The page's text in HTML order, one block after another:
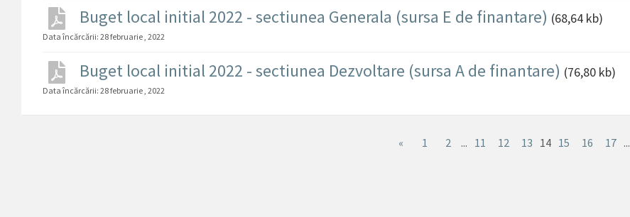
Buget local initial 2022 - sectiunea Generala (sursa E de finantare) (68,64 kb)
Data încărcării: 28 februarie , 2022
Buget local initial 2022 - sectiunea Dezvoltare (sursa A de finantare) (76,80 kb)
Data încărcării: 28 februarie , 2022
« 1 2 ... 11 12 13 14 15 16 17 ...